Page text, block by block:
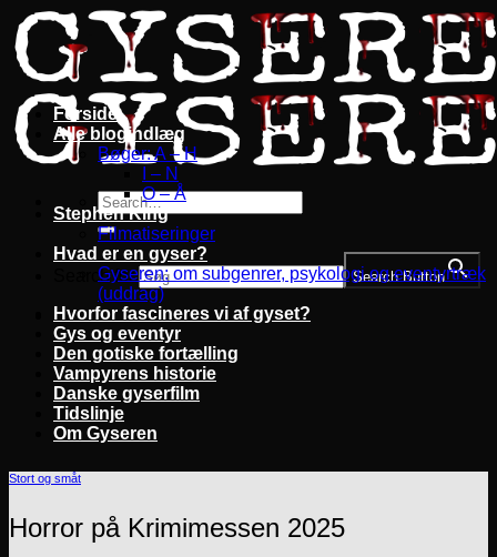
Fortsæt
til
indhold
Search for: Search Button
Forside
Alle blogindlæg
Bøger: A – H
I – N
O – Å
Stephen King
Filmatiseringer
Hvad er en gyser?
Gyseren: om subgenrer, psykologi og eventyrtræk
(uddrag)
Hvorfor fascineres vi af gyset?
Gys og eventyr
Den gotiske fortælling
Vampyrens historie
Danske gyserfilm
Tidslinje
Om Gyseren
Stort og småt
Horror på Krimimessen 2025